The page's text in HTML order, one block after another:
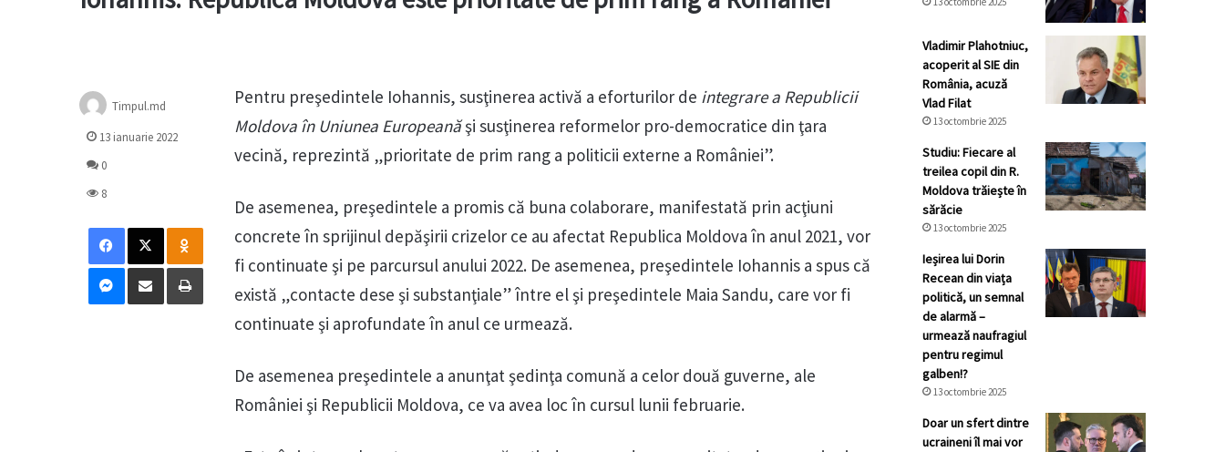
Pentru preşedintele Iohannis, susţinerea activă a eforturilor de integrare a Republicii
Moldova în Uniunea Europeanăşi susţinerea reformelor pro-democratice din ţara
vecină, reprezintă „prioritate de prim rang a politicii externe a României”.
De asemenea, preşedintele a promis că buna colaborare, manifestată prin acţiuni
concrete în sprijinul depăşirii crizelor ce au afectat Republica Moldova în anul 2021, vor
fi continuate şi pe parcursul anului 2022. De asemenea, preşedintele Iohannis a spus că
există „contacte dese şi substanţiale” între el şi preşedintele Maia Sandu, care vor fi
continuate şi aprofundate în anul ce urmează.
De asemenea preşedintele a anunţat şedinţa comună a celor două guverne, ale
României şi Republicii Moldova, ce va avea loc în cursul lunii februarie.
Timpul.md
13 ianuarie 2022
0
8
Facebook
X Odnoklassniki
Messenger
Distribuie prin mail Tipărește
Vladimir Plahotniuc,
acoperit al SIE din
România, acuză
Vlad Filat
13 octombrie 2025
Studiu: Fiecare al
treilea copil din R.
Moldova trăiește în
sărăcie
13 octombrie 2025
Ieșirea lui Dorin
Recean din viața
politică, un semnal
de alarmă –
urmează naufragiul
pentru regimul
galben!?
13 octombrie 2025
Doar un sfert dintre
ucraineni îl mai vor